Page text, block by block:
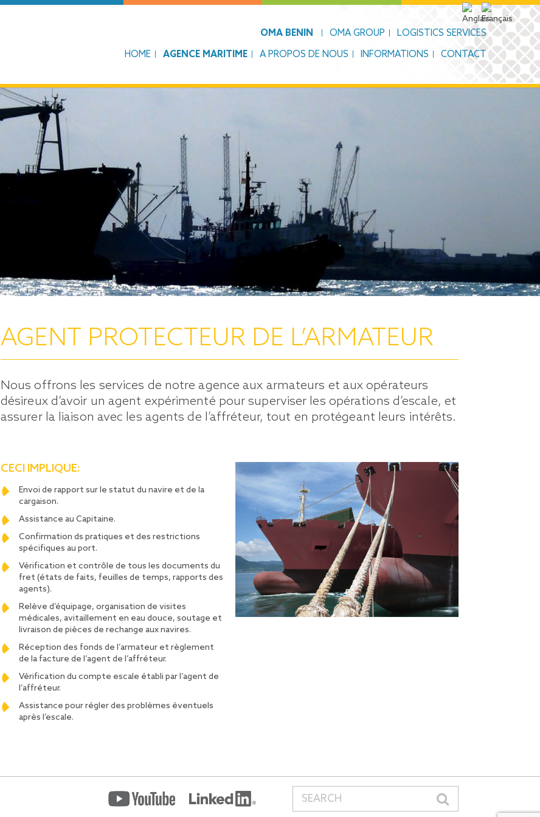
OMA BENIN OMA GROUP
LOGISTICS SERVICES
HOME
AGENCE MARITIME A PROPOS DE NOUS INFORMATIONS CONTACT
AGENT PROTECTEUR DE L’ARMATEUR
Nous offrons les services de notre agence aux armateurs et aux opérateurs
désireux d’avoir un agent expérimenté pour superviser les opérations d’escale, et
assurer la liaison avec les agents de l’affréteur, tout en protégeant leurs intérêts.
CECI IMPLIQUE:
Envoi de rapport sur le statut du navire et de la
cargaison.
Assistance au Capitaine.
Confirmation ds pratiques et des restrictions
spécifiques au port.
Vérification et contrôle de tous les documents du
fret (états de faits, feuilles de temps, rapports des
agents).
Relève d’équipage, organisation de visites
médicales, avitaillement en eau douce, soutage et
livraison de pièces de rechange aux navires.
Réception des fonds de l’armateur et règlement
de la facture de l’agent de l’affréteur.
Vérification du compte escale établi par l’agent de
l’affréteur.
Assistance pour régler des problèmes éventuels
après l’escale.